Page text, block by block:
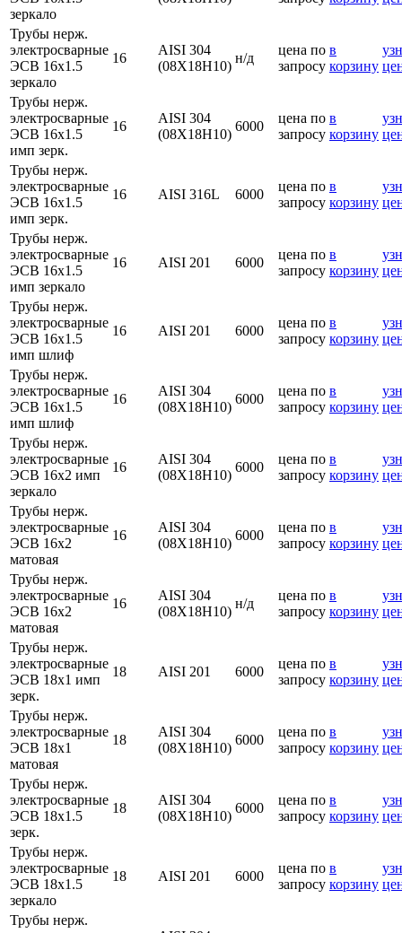
зеркало
Трубы нерж.
электросварные
ЭСВ 16х1.5
зеркало
16
AISI 304
(08Х18Н10)
н/д
цена по
запросу
в
корзину
Трубы нерж.
электросварные
ЭСВ 16х1.5
имп зерк.
16
AISI 304
(08Х18Н10)
6000
цена по
запросу
в
корзину
Трубы нерж.
электросварные
ЭСВ 16х1.5
имп зерк.
16 AISI 316L 6000
цена по
запросу
в
корзину
Трубы нерж.
электросварные
ЭСВ 16х1.5
имп зеркало
16 AISI 201 6000
цена по
запросу
в
корзину
Трубы нерж.
электросварные
ЭСВ 16х1.5
имп шлиф
16 AISI 201 6000
цена по
запросу
в
корзину
Трубы нерж.
электросварные
ЭСВ 16х1.5
имп шлиф
16
AISI 304
(08Х18Н10)
6000
цена по
запросу
в
корзину
Трубы нерж.
электросварные
ЭСВ 16х2 имп
зеркало
16
AISI 304
(08Х18Н10)
6000
цена по
запросу
в
корзину
Трубы нерж.
электросварные
ЭСВ 16х2
матовая
16
AISI 304
(08Х18Н10)
6000
цена по
запросу
в
корзину
Трубы нерж.
электросварные
ЭСВ 16х2
матовая
16
AISI 304
(08Х18Н10)
н/д
цена по
запросу
в
корзину
Трубы нерж.
электросварные
ЭСВ 18х1 имп
зерк.
18 AISI 201 6000
цена по
запросу
в
корзину
Трубы нерж.
электросварные
ЭСВ 18х1
матовая
18
AISI 304
(08Х18Н10)
6000
цена по
запросу
в
корзину
Трубы нерж.
электросварные
ЭСВ 18х1.5
зерк.
18
AISI 304
(08Х18Н10)
6000
цена по
запросу
в
корзину
Трубы нерж.
электросварные
ЭСВ 18х1.5
зеркало
18 AISI 201 6000
цена по
запросу
в
корзину
Трубы нерж.